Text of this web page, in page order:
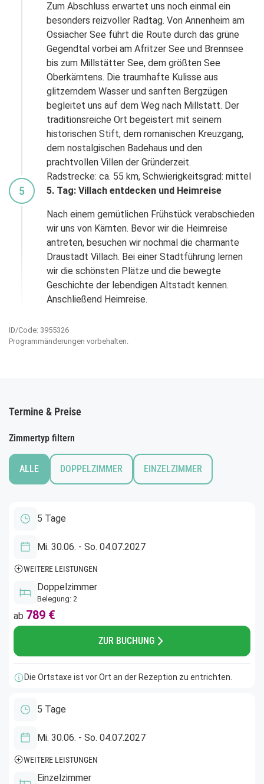
Vorheriges Element
Facebook
Twitter
WhatsApp
Telegram
per E-Mail senden
Link kopieren
Zum Abschluss erwartet uns noch einmal ein
besonders reizvoller Radtag. Von Annenheim am
Ossiacher See führt die Route durch das grüne
Gegendtal vorbei am Afritzer See und Brennsee
bis zum Millstätter See, dem größten See
Oberkärntens. Die traumhafte Kulisse aus
glitzerndem Wasser und sanften Bergzügen
begleitet uns auf dem Weg nach Millstatt. Der
traditionsreiche Ort begeistert mit seinem
historischen Stift, dem romanischen Kreuzgang,
dem nostalgischen Badehaus und den
prachtvollen Villen der Gründerzeit.
Radstrecke: ca. 55 km, Schwierigkeitsgrad: mittel
5 5. Tag: Villach entdecken und Heimreise
Nach einem gemütlichen Frühstück verabschieden
wir uns von Kärnten. Bevor wir die Heimreise
antreten, besuchen wir nochmal die charmante
Draustadt Villach. Bei einer Stadtführung lernen
wir die schönsten Plätze und die bewegte
Geschichte der lebendigen Altstadt kennen.
Anschließend Heimreise.
ID/Code: 3955326
Programmänderungen vorbehalten.
Termine & Preise
Zimmertyp filtern
ALLE DOPPELZIMMER EINZELZIMMER
5 Tage
Mi. 30.06. - So. 04.07.2027
WEITERE LEISTUNGEN
Doppelzimmer
Belegung: 2
ab 789 €
ZUR BUCHUNG
Die Ortstaxe ist vor Ort an der Rezeption zu entrichten.
5 Tage
Mi. 30.06. - So. 04.07.2027
WEITERE LEISTUNGEN
Einzelzimmer
dich zu Reisen an - ganz bequem per Handy.
Wir freuen uns auf Nachrichten!
Jetzt QR Code scannen!